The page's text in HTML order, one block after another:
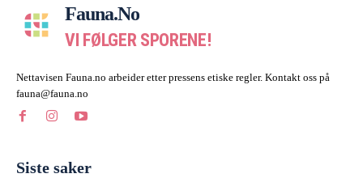
Fauna.no
VI FØLGER SPORENE!
Nettavisen Fauna.no arbeider etter pressens etiske regler. Kontakt oss på
fauna@fauna.no
Siste saker